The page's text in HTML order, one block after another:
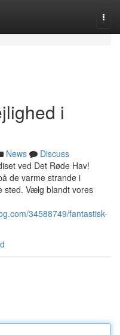
i
News
Discuss
ved Det Røde Hav!
de varme strande i
sted. Vælg blandt vores
34588749/fantastisk-